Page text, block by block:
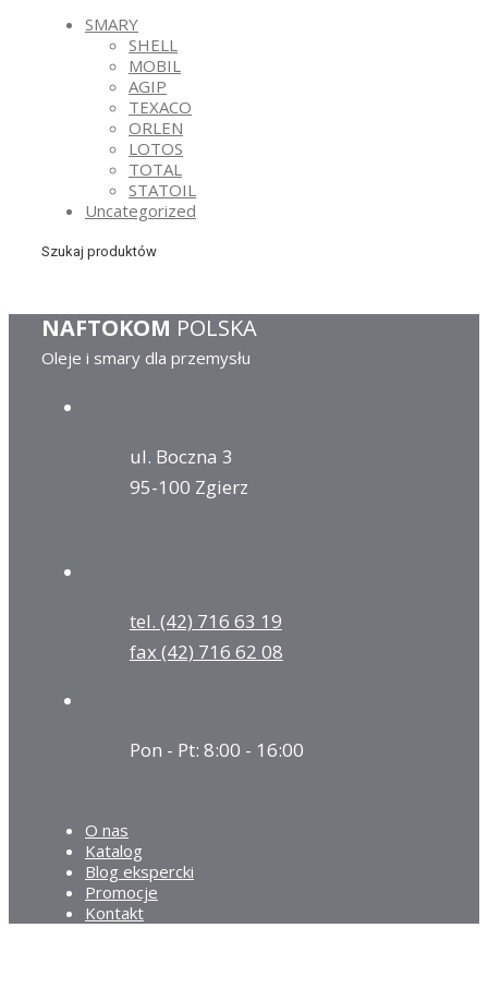
SMARY
SHELL
MOBIL
AGIP
TEXACO
ORLEN
LOTOS
TOTAL
STATOIL
Uncategorized
Szukaj produktów
NAFTOKOM POLSKA
Oleje i smary dla przemysłu
ul. Boczna 3
95-100 Zgierz
tel. (42) 716 63 19
fax (42) 716 62 08
Pon - Pt: 8:00 - 16:00
O nas
Katalog
Blog ekspercki
Promocje
Kontakt